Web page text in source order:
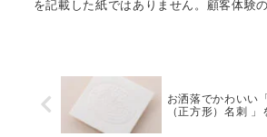
を記載した紙ではありません。顧客体験
お洒落でかわいい
（正方形）名刺